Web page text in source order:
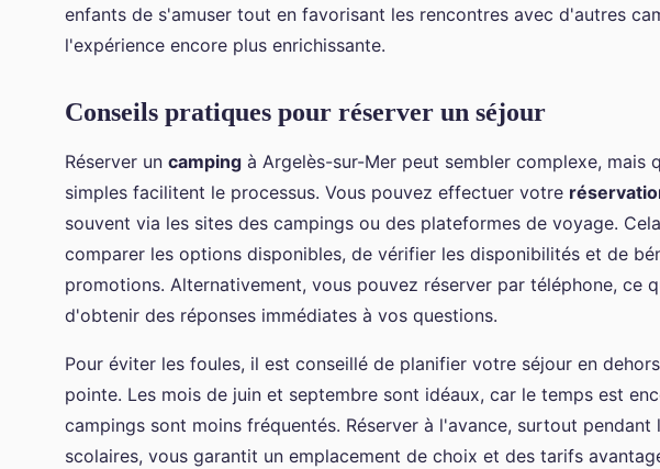
enfants de s'amuser tout en favorisant les rencontres avec d'autres
l'expérience encore plus enrichissante.
Conseils pratiques pour réserver un séjour
Réserver un camping à Argelès-sur-Mer peut sembler complexe, mais
simples facilitent le processus. Vous pouvez effectuer votre
souvent via les sites des campings ou des plateformes de voyage.
comparer les options disponibles, de vérifier les disponibilités et de
promotions. Alternativement, vous pouvez réserver par téléphone, ce
d'obtenir des réponses immédiates à vos questions.
Pour éviter les foules, il est conseillé de planifier votre séjour en
pointe. Les mois de juin et septembre sont idéaux, car le temps est
campings sont moins fréquentés. Réserver à l'avance, surtout pendant
scolaires, vous garantit un emplacement de choix et des tarifs